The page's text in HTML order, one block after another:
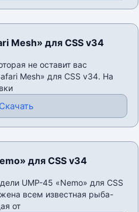
Mesh» для CSS v34
не оставит вас
Mesh» для CSS v34. На
Скачать
для CSS v34
UMP-45 «Nemo» для CSS
всем известная рыба-
от